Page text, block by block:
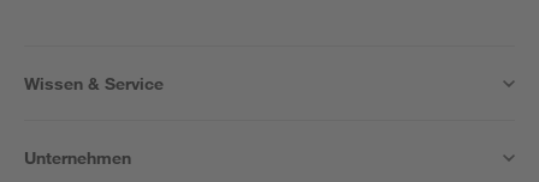
Wissen & Service
Unternehmen